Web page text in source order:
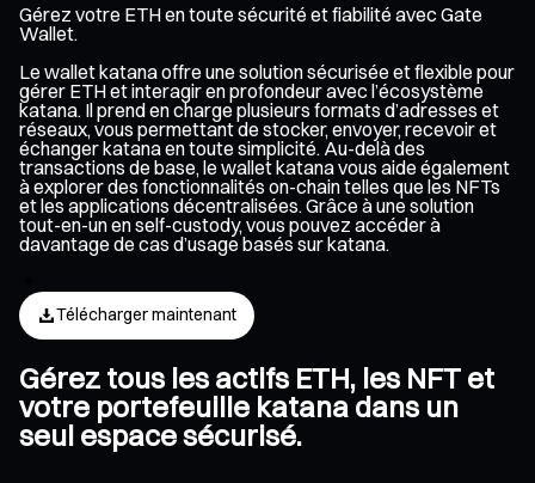
Gérez votre ETH en toute sécurité et fiabilité avec Gate
Wallet.
Le wallet katana offre une solution sécurisée et flexible pour
gérer ETH et interagir en profondeur avec l’écosystème
katana. Il prend en charge plusieurs formats d’adresses et
réseaux, vous permettant de stocker, envoyer, recevoir et
échanger katana en toute simplicité. Au-delà des
transactions de base, le wallet katana vous aide également
à explorer des fonctionnalités on-chain telles que les NFTs
et les applications décentralisées. Grâce à une solution
tout-en-un en self-custody, vous pouvez accéder à
davantage de cas d’usage basés sur katana.
Télécharger maintenant
Gérez tous les actifs ETH, les NFT et
votre portefeuille katana dans un
seul espace sécurisé.